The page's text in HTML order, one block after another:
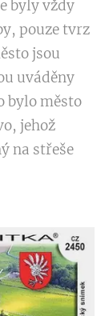
byly vždy
pouze tvrz
jsou
uváděny
bylo město
jehož
na střeše